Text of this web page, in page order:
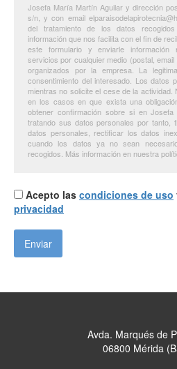
Josefa María Martín Aguilar y dirección
s/n, y con email
del tratamiento de los datos
información que nos facilita con el fin de
este formulario y enviarle información
servicios por cualquier medio (postal,
organizados por la empresa. La
consentimiento del interesado. Los datos
mientras no solicite el cese de la
en los casos en que exista una
obtener confirmación sobre si en
tratando sus datos personales por tanto,
datos personales, rectificar los datos
cuando los datos ya no sean
recogidos. Más información en nuestra
Acepto las condiciones de uso
privacidad
Avda. Marqués de
06800 Mérida